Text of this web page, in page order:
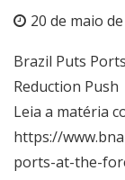
20 de maio
Brazil Puts
Reduction Push
Leia a matéria
https://
ports-at-the-